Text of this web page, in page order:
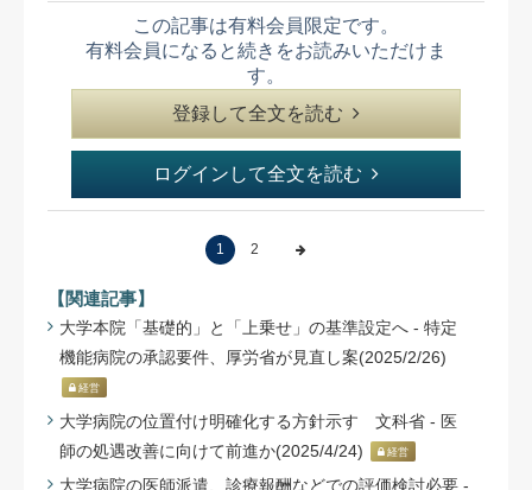
この記事は有料会員限定です。
有料会員になると続きをお読みいただけま
す。
登録して全文を読む
ログインして全文を読む
1 2
【関連記事】
大学本院「基礎的」と「上乗せ」の基準設定へ - 特定
機能病院の承認要件、厚労省が見直し案(2025/2/26)
経営
大学病院の位置付け明確化する方針示す 文科省 - 医
師の処遇改善に向けて前進か(2025/4/24)
経営
大学病院の医師派遣、診療報酬などでの評価検討必要 -